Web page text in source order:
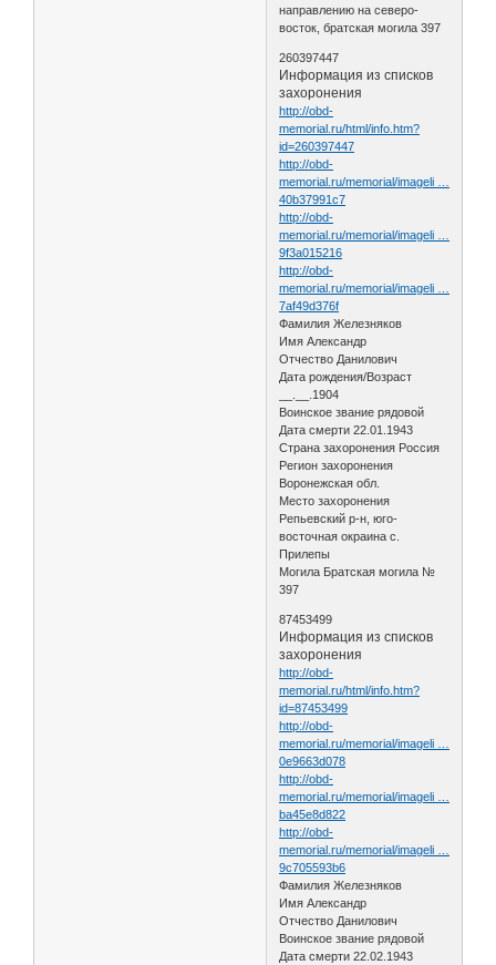
направлению на северо-
восток, братская могила 397
260397447
Информация из списков
захоронения
http://obd-
memorial.ru/html/info.htm?
id=260397447
http://obd-
memorial.ru/memorial/imageli …
40b37991c7
http://obd-
memorial.ru/memorial/imageli …
9f3a015216
http://obd-
memorial.ru/memorial/imageli …
7af49d376f
Фамилия Железняков
Имя Александр
Отчество Данилович
Дата рождения/Возраст
__.__.1904
Воинское звание рядовой
Дата смерти 22.01.1943
Страна захоронения Россия
Регион захоронения
Воронежская обл.
Место захоронения
Репьевский р-н, юго-
восточная окраина с.
Прилепы
Могила Братская могила №
397
87453499
Информация из списков
захоронения
http://obd-
memorial.ru/html/info.htm?
id=87453499
http://obd-
memorial.ru/memorial/imageli …
0e9663d078
http://obd-
memorial.ru/memorial/imageli …
ba45e8d822
http://obd-
memorial.ru/memorial/imageli …
9c705593b6
Фамилия Железняков
Имя Александр
Отчество Данилович
Воинское звание рядовой
Дата смерти 22.02.1943